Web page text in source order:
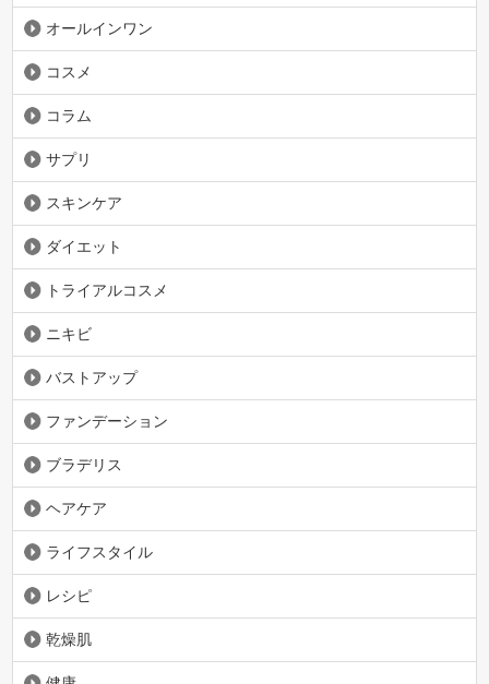
オールインワン
コスメ
コラム
サプリ
スキンケア
ダイエット
トライアルコスメ
ニキビ
バストアップ
ファンデーション
ブラデリス
ヘアケア
ライフスタイル
レシピ
乾燥肌